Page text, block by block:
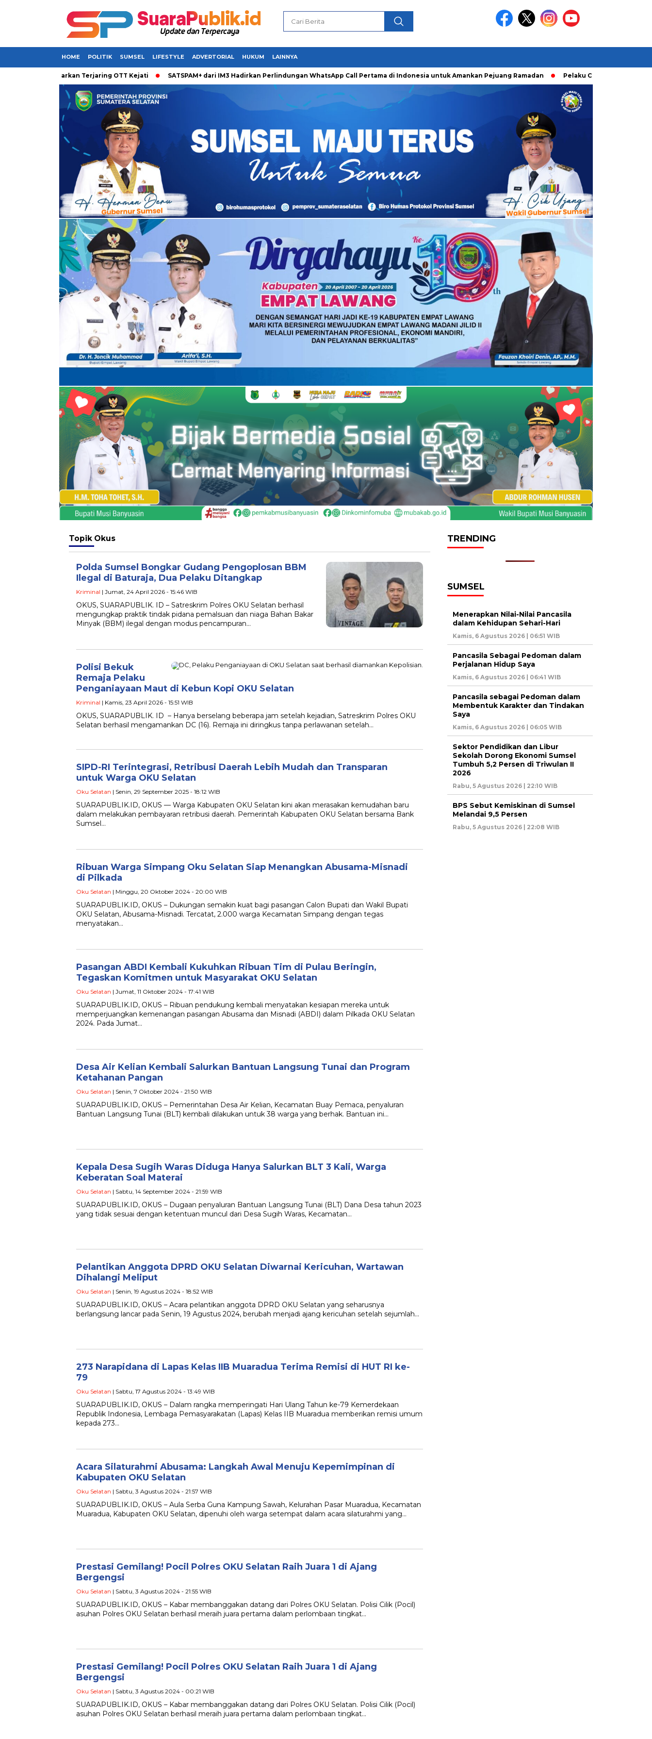
HOME POLITIK SUMSEL LIFESTYLE ADVERTORIAL HUKUM LAINNYA
Dikabarkan Terjaring OTT Kejati SATSPAM+ dari IM3 Hadirkan Perlindungan WhatsApp Call Pertama di Indonesia untuk Amankan Pejuang Ramadan Pelaku Curanmor diringkusi Unit
Topik Okus
Polda Sumsel Bongkar Gudang Pengoplosan BBM
Ilegal di Baturaja, Dua Pelaku Ditangkap
Kriminal | Jumat, 24 April 2026 - 15:46 WIB
OKUS, SUARAPUBLIK. ID – Satreskrim Polres OKU Selatan berhasil
mengungkap praktik tindak pidana pemalsuan dan niaga Bahan Bakar
Minyak (BBM) ilegal dengan modus pencampuran…
Polisi Bekuk
Remaja Pelaku
Penganiayaan Maut di Kebun Kopi OKU Selatan
Kriminal | Kamis, 23 April 2026 - 15:51 WIB
OKUS, SUARAPUBLIK. ID – Hanya berselang beberapa jam setelah kejadian, Satreskrim Polres OKU
Selatan berhasil mengamankan DC (16). Remaja ini diringkus tanpa perlawanan setelah…
SIPD-RI Terintegrasi, Retribusi Daerah Lebih Mudah dan Transparan
untuk Warga OKU Selatan
Oku Selatan | Senin, 29 September 2025 - 18:12 WIB
SUARAPUBLIK.ID, OKUS — Warga Kabupaten OKU Selatan kini akan merasakan kemudahan baru
dalam melakukan pembayaran retribusi daerah. Pemerintah Kabupaten OKU Selatan bersama Bank
Sumsel…
Ribuan Warga Simpang Oku Selatan Siap Menangkan Abusama-Misnadi
di Pilkada
Oku Selatan | Minggu, 20 Oktober 2024 - 20:00 WIB
SUARAPUBLIK.ID, OKUS – Dukungan semakin kuat bagi pasangan Calon Bupati dan Wakil Bupati
OKU Selatan, Abusama-Misnadi. Tercatat, 2.000 warga Kecamatan Simpang dengan tegas
menyatakan…
Pasangan ABDI Kembali Kukuhkan Ribuan Tim di Pulau Beringin,
Tegaskan Komitmen untuk Masyarakat OKU Selatan
Oku Selatan | Jumat, 11 Oktober 2024 - 17:41 WIB
SUARAPUBLIK.ID, OKUS – Ribuan pendukung kembali menyatakan kesiapan mereka untuk
memperjuangkan kemenangan pasangan Abusama dan Misnadi (ABDI) dalam Pilkada OKU Selatan
2024. Pada Jumat…
Desa Air Kelian Kembali Salurkan Bantuan Langsung Tunai dan Program
Ketahanan Pangan
Oku Selatan | Senin, 7 Oktober 2024 - 21:50 WIB
SUARAPUBLIK.ID, OKUS – Pemerintahan Desa Air Kelian, Kecamatan Buay Pemaca, penyaluran
Bantuan Langsung Tunai (BLT) kembali dilakukan untuk 38 warga yang berhak. Bantuan ini…
Kepala Desa Sugih Waras Diduga Hanya Salurkan BLT 3 Kali, Warga
Keberatan Soal Materai
Oku Selatan | Sabtu, 14 September 2024 - 21:59 WIB
SUARAPUBLIK.ID, OKUS – Dugaan penyaluran Bantuan Langsung Tunai (BLT) Dana Desa tahun 2023
yang tidak sesuai dengan ketentuan muncul dari Desa Sugih Waras, Kecamatan…
Pelantikan Anggota DPRD OKU Selatan Diwarnai Kericuhan, Wartawan
Dihalangi Meliput
Oku Selatan | Senin, 19 Agustus 2024 - 18:52 WIB
SUARAPUBLIK.ID, OKUS – Acara pelantikan anggota DPRD OKU Selatan yang seharusnya
berlangsung lancar pada Senin, 19 Agustus 2024, berubah menjadi ajang kericuhan setelah sejumlah…
273 Narapidana di Lapas Kelas IIB Muaradua Terima Remisi di HUT RI ke-
79
Oku Selatan | Sabtu, 17 Agustus 2024 - 13:49 WIB
SUARAPUBLIK.ID, OKUS – Dalam rangka memperingati Hari Ulang Tahun ke-79 Kemerdekaan
Republik Indonesia, Lembaga Pemasyarakatan (Lapas) Kelas IIB Muaradua memberikan remisi umum
kepada 273…
Acara Silaturahmi Abusama: Langkah Awal Menuju Kepemimpinan di
Kabupaten OKU Selatan
Oku Selatan | Sabtu, 3 Agustus 2024 - 21:57 WIB
SUARAPUBLIK.ID, OKUS – Aula Serba Guna Kampung Sawah, Kelurahan Pasar Muaradua, Kecamatan
Muaradua, Kabupaten OKU Selatan, dipenuhi oleh warga setempat dalam acara silaturahmi yang…
Prestasi Gemilang! Pocil Polres OKU Selatan Raih Juara 1 di Ajang
Bergengsi
Oku Selatan | Sabtu, 3 Agustus 2024 - 21:55 WIB
SUARAPUBLIK.ID, OKUS – Kabar membanggakan datang dari Polres OKU Selatan. Polisi Cilik (Pocil)
asuhan Polres OKU Selatan berhasil meraih juara pertama dalam perlombaan tingkat…
Prestasi Gemilang! Pocil Polres OKU Selatan Raih Juara 1 di Ajang
Bergengsi
Oku Selatan | Sabtu, 3 Agustus 2024 - 00:21 WIB
SUARAPUBLIK.ID, OKUS – Kabar membanggakan datang dari Polres OKU Selatan. Polisi Cilik (Pocil)
asuhan Polres OKU Selatan berhasil meraih juara pertama dalam perlombaan tingkat…
TRENDING
SUMSEL
Menerapkan Nilai-Nilai Pancasila
dalam Kehidupan Sehari-Hari
Kamis, 6 Agustus 2026 | 06:51 WIB
Pancasila Sebagai Pedoman dalam
Perjalanan Hidup Saya
Kamis, 6 Agustus 2026 | 06:41 WIB
Pancasila sebagai Pedoman dalam
Membentuk Karakter dan Tindakan
Saya
Kamis, 6 Agustus 2026 | 06:05 WIB
Sektor Pendidikan dan Libur
Sekolah Dorong Ekonomi Sumsel
Tumbuh 5,2 Persen di Triwulan II
2026
Rabu, 5 Agustus 2026 | 22:10 WIB
BPS Sebut Kemiskinan di Sumsel
Melandai 9,5 Persen
Rabu, 5 Agustus 2026 | 22:08 WIB